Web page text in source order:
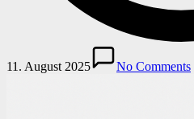
11. August 2025 No Comments